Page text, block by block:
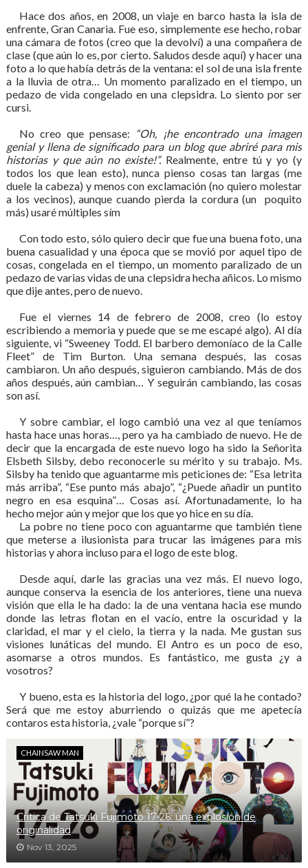
Hace dos años, en 2008, un viaje en barco hasta la isla de
enfrente, Gran Canaria. Fue eso, simplemente ese hecho, robar
una cámara de fotos (creo que la devolví) a una compañera de
clase (que aún lo es, por cierto. Saludos desde aquí) y hacer una
foto a lo que había detrás de la ventana: el sol de una isla frente
a la lluvia de otra… Un momento paralizado en el tiempo, un
pedazo de vida congelado en una clepsidra. Lo siento por ser
cursi.
No creo que pensase: “Oh, ¡he encontrado una imagen
genial y llena de significado para un blog que abriré para mis
historias y que aún no existe!”.Realmente, entre tú y yo (y
todos los que lean esto), nunca pienso cosas tan largas (me
duele la cabeza) y menos con exclamación (no quiero molestar
a los vecinos), aunque cuando pierda la cordura (un
poquito
más) usaré múltiples sím
Con todo esto, sólo quiero decir que fue una buena foto, una
buena casualidad y una época que se movió por aquel tipo de
cosas, congelada en el tiempo, un momento paralizado de un
pedazo de varias vidas de una clepsidra hecha añicos. Lo mismo
que dije antes, pero de nuevo.
Fue el viernes 14 de febrero de 2008, creo (lo estoy
escribiendo a memoria y puede que se me escapé algo). Al día
siguiente, vi “Sweeney Todd. El barbero demoníaco de la Calle
Fleet” de Tim Burton. Una semana después, las cosas
cambiaron. Un año después, siguieron cambiando. Más de dos
años después, aún cambian… Y seguirán cambiando, las cosas
son así.
Y sobre cambiar, el logo cambió una vez al que teníamos
hasta hace unas horas…, pero ya ha cambiado de nuevo. He de
decir que la encargada de este nuevo logo ha sido la Señorita
Elsbeth Silsby, debo reconocerle su mérito y su trabajo. Ms.
Silsby ha tenido que aguantarme mis peticiones de: “Esa letrita
más arriba”, “Ese punto más abajo”, “¿Puede añadir un puntito
negro en esa esquina”… Cosas así. Afortunadamente, lo ha
hecho mejor aún y mejor que los que yo hice en su día.
La pobre no tiene poco con aguantarme que también tiene
que meterse a ilusionista para trucar las imágenes para mis
historias y ahora incluso para el logo de este blog.
Desde aquí, darle las gracias una vez más. El nuevo logo,
aunque conserva la esencia de los anteriores, tiene una nueva
visión que ella le ha dado: la de una ventana hacia ese mundo
donde las letras flotan en el vacío, entre la oscuridad y la
claridad, el mar y el cielo, la tierra y la nada. Me gustan sus
visiones lunáticas del mundo. El Antro es un poco de eso,
asomarse a otros mundos. Es fantástico, me gusta ¿y a
vosotros?
Y bueno, esta es la historia del logo, ¿por qué la he contado?
Será que me estoy aburriendo o quizás que me apetecía
contaros esta historia, ¿vale “porque sí”?
CHAINSAW MAN
Crítica de Tatsuki Fujimoto 17-26: una explosión de
originalidad
Nov 13, 2025